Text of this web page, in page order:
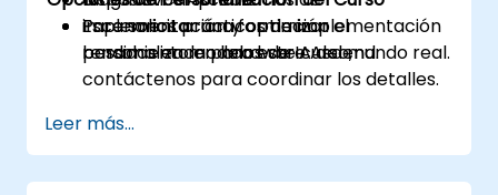
implementación y optimizar el
rendimiento en hardware Ascend.
Escenarios prácticos de implementación
basados en modelos de IA del mundo real.
Para solicitar una formación
personalizada para este curso,
contáctenos para coordinar los detalles.
Leer más...